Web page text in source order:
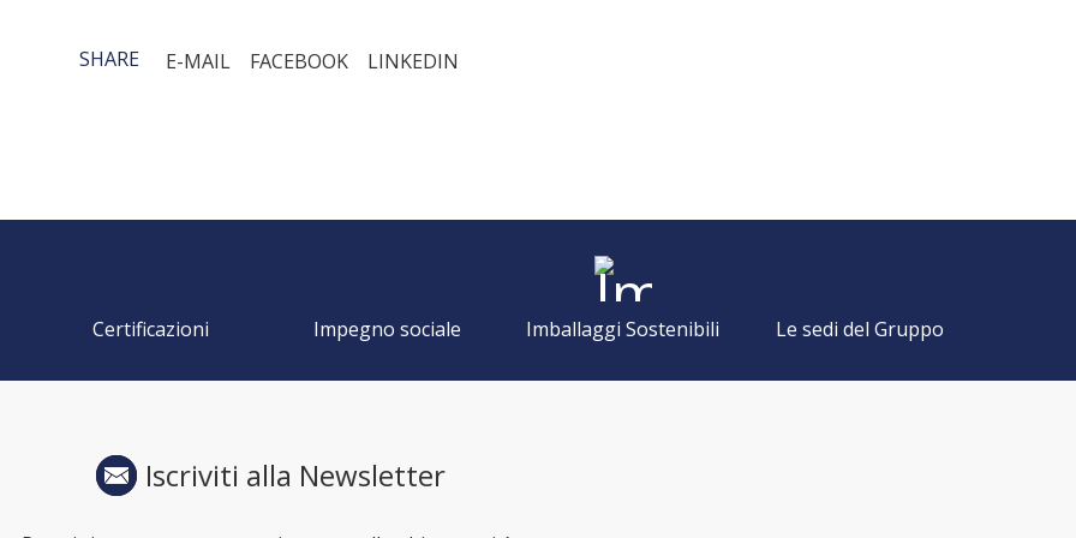
SHARE E-MAIL FACEBOOK LINKEDIN
Certificazioni Impegno sociale Imballaggi Sostenibili Le sedi del Gruppo
Iscriviti alla Newsletter